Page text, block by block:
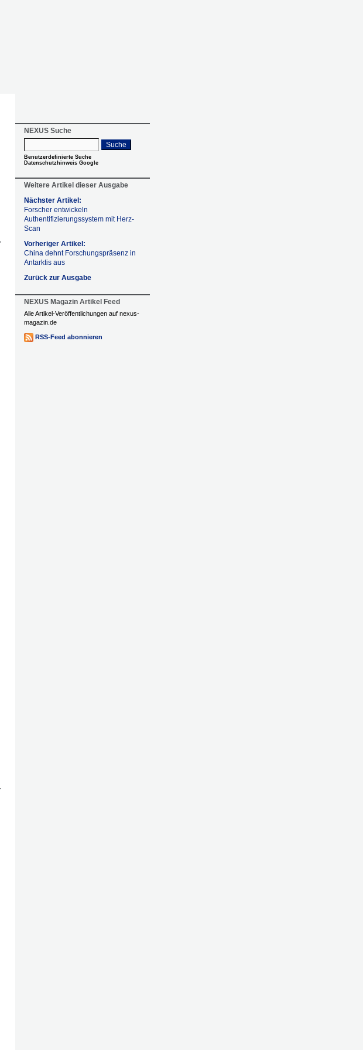
NEXUS Suche
Suche
Benutzerdefinierte Suche
Datenschutzhinweis Google
Weitere Artikel dieser Ausgabe
Nächster Artikel:
Forscher entwickeln
Authentifizierungssystem mit Herz-
Scan
Vorheriger Artikel:
China dehnt Forschungspräsenz in
Antarktis aus
Zurück zur Ausgabe
NEXUS Magazin Artikel Feed
Alle Artikel-Veröffentlichungen auf nexus-
magazin.de
RSS-Feed abonnieren